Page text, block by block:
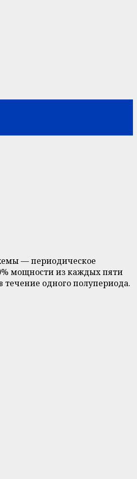
— периодическое
мощности из каждых пяти
течение одного полупериода.